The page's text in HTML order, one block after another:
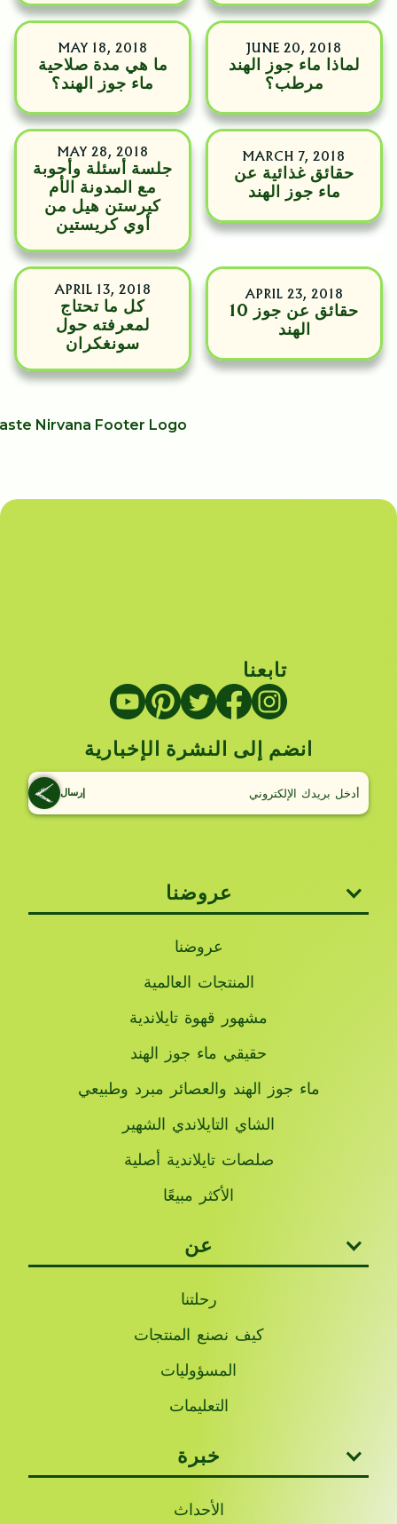
MAY 18, 2018
ما هي مدة صلاحية
ماء جوز الهند؟
JUNE 20, 2018
لماذا ماء جوز الهند
مرطب؟
MAY 28, 2018
جلسة أسئلة وأجوبة
مع المدونة الأم
كيرستن هيل من
أوي كريستين
MARCH 7, 2018
حقائق غذائية عن
ماء جوز الهند
APRIL 13, 2018
كل ما تحتاج
لمعرفته حول
سونغكران
APRIL 23, 2018
10 حقائق عن جوز
الهند
تابعنا
انضم إلى النشرة الإخبارية
إرسال
عروضنا
عروضنا
المنتجات العالمية
مشهور قهوة تايلاندية
حقيقي ماء جوز الهند
ماء جوز الهند والعصائر مبرد وطبيعي
الشاي التايلاندي الشهير
صلصات تايلاندية أصلية
الأكثر مبيعًا
عن
رحلتنا
كيف نصنع المنتجات
المسؤوليات
التعليمات
خبرة
الأحداث